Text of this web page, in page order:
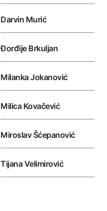
Darvin Murić
Đorđije Brkuljan
Milanka Jokanović
Milica Kovačević
Miroslav Šćepanović
Tijana Velimirović